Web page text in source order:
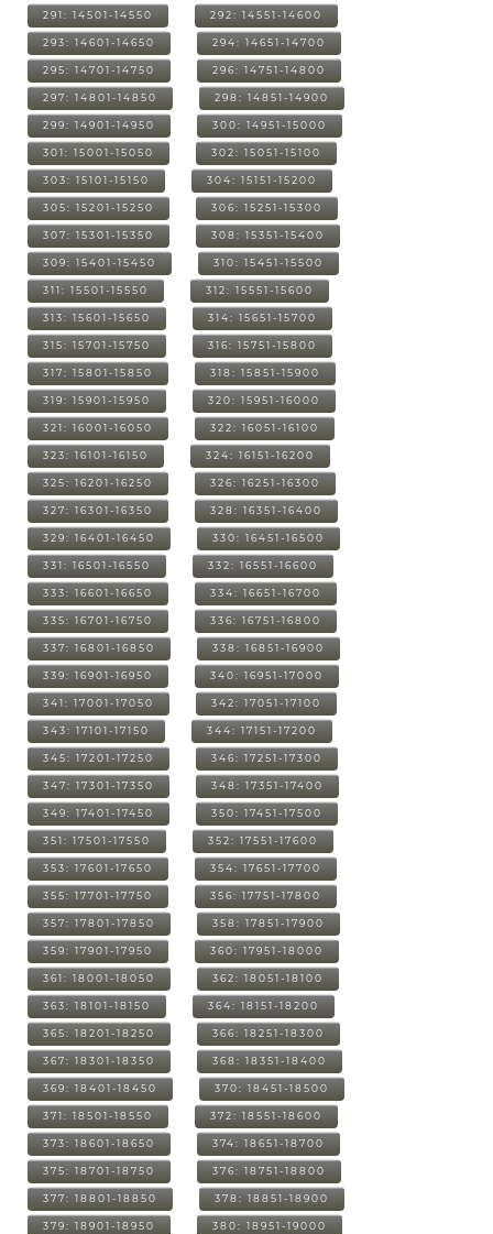
291: 14501-14550 292: 14551-14600
293: 14601-14650 294: 14651-14700
295: 14701-14750 296: 14751-14800
297: 14801-14850 298: 14851-14900
299: 14901-14950 300: 14951-15000
301: 15001-15050 302: 15051-15100
303: 15101-15150 304: 15151-15200
305: 15201-15250 306: 15251-15300
307: 15301-15350 308: 15351-15400
309: 15401-15450 310: 15451-15500
311: 15501-15550 312: 15551-15600
313: 15601-15650 314: 15651-15700
315: 15701-15750 316: 15751-15800
317: 15801-15850 318: 15851-15900
319: 15901-15950 320: 15951-16000
321: 16001-16050 322: 16051-16100
323: 16101-16150 324: 16151-16200
325: 16201-16250 326: 16251-16300
327: 16301-16350 328: 16351-16400
329: 16401-16450 330: 16451-16500
331: 16501-16550 332: 16551-16600
333: 16601-16650 334: 16651-16700
335: 16701-16750 336: 16751-16800
337: 16801-16850 338: 16851-16900
339: 16901-16950 340: 16951-17000
341: 17001-17050 342: 17051-17100
343: 17101-17150 344: 17151-17200
345: 17201-17250 346: 17251-17300
347: 17301-17350 348: 17351-17400
349: 17401-17450 350: 17451-17500
351: 17501-17550 352: 17551-17600
353: 17601-17650 354: 17651-17700
355: 17701-17750 356: 17751-17800
357: 17801-17850 358: 17851-17900
359: 17901-17950 360: 17951-18000
361: 18001-18050 362: 18051-18100
363: 18101-18150 364: 18151-18200
365: 18201-18250 366: 18251-18300
367: 18301-18350 368: 18351-18400
369: 18401-18450 370: 18451-18500
371: 18501-18550 372: 18551-18600
373: 18601-18650 374: 18651-18700
375: 18701-18750 376: 18751-18800
377: 18801-18850 378: 18851-18900
379: 18901-18950 380: 18951-19000